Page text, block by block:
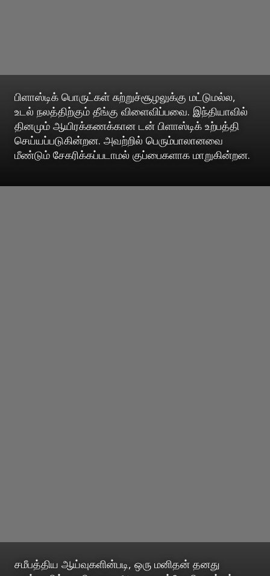
பிளாஸ்டிக் பொருட்கள் சுற்றுச்சூழலுக்கு மட்டுமல்ல,
உடல் நலத்திற்கும் தீங்கு விளைவிப்பவை. இந்தியாவில்
தினமும் ஆயிரக்கணக்கான டன் பிளாஸ்டிக் உற்பத்தி
செய்யப்படுகின்றன. அவற்றில் பெரும்பாலானவை
மீண்டும் சேகரிக்கப்படாமல் குப்பைகளாக மாறுகின்றன.
சமீபத்திய ஆய்வுகளின்படி, ஒரு மனிதன் தனது